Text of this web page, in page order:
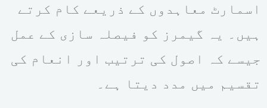
اسمارٹ معاہدوں کے ذریعے کام کرتے
ہیں۔ یہ گیمرز کو فیصلہ سازی کے عمل
جیسے کہ اصول کی ترتیب اور انعام کی
تقسیم میں مدد دیتا ہے۔